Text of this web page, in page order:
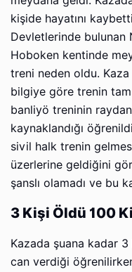
kişide hayatını
Devletlerinde bulunan
Hoboken kentinde
treni neden oldu.
bilgiye göre trenin
banliyö treninin raydan
kaynaklandığı
sivil halk trenin
üzerlerine geldiğini
şanslı olamadı ve bu
3 Kişi Öldü 100
Kazada şuana kadar
can verdiği